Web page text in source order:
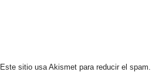
Este sitio usa Akismet para reducir el spam.